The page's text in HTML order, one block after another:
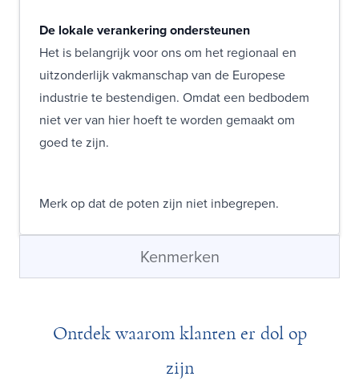
De lokale verankering ondersteunen
Het is belangrijk voor ons om het regionaal en
uitzonderlijk vakmanschap van de Europese
industrie te bestendigen. Omdat een bedbodem
niet ver van hier hoeft te worden gemaakt om
goed te zijn.
Merk op dat de poten zijn niet inbegrepen.
Kenmerken
Ontdek waarom klanten er dol op
zijn